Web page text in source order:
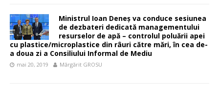
Ministrul Ioan Deneș va conduce sesiunea
de dezbateri dedicată managementului
resurselor de apă – controlul poluării apei
cu plastice/microplastice din râuri către mări, în cea de-
a doua zi a Consiliului Informal de Mediu
mai 20, 2019 Mărgărit GROSU